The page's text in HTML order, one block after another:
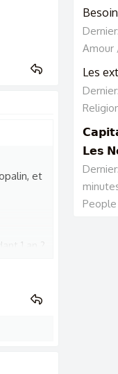
et
1 an ?
Amour
Les
𝗟𝗲𝘀